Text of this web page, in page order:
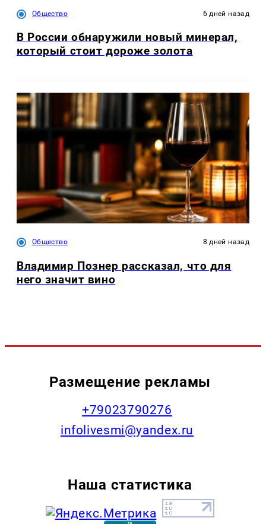
Общество 6 дней назад
В России обнаружили новый минерал,
который стоит дороже золота
Общество 8 дней назад
Владимир Познер рассказал, что для
него значит вино
Размещение рекламы
+79023790276
infolivesmi@yandex.ru
Наша статистика